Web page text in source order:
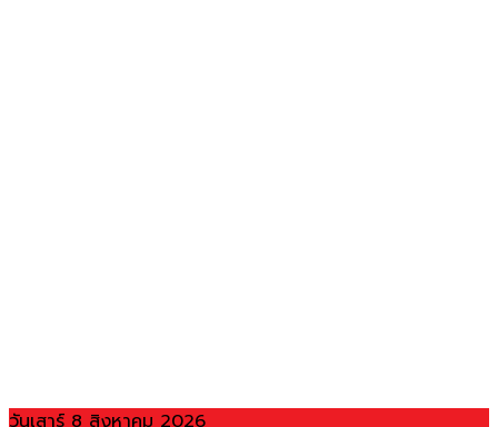
วันเสาร์ 8 สิงหาคม 2026